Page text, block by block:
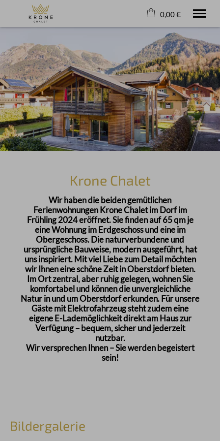
2 Erwachsene
Willkommen
Krone Chalet
Freizeit
Service
0,00 €
Warenkorb ist leer
Krone Chalet
Wir haben die beiden gemütlichen
Ferienwohnungen Krone Chalet im Dorf im
Frühling 2024 eröffnet. Sie finden auf 65 qm je
eine Wohnung im Erdgeschoss und eine im
Obergeschoss. Die naturverbundene und
ursprüngliche Bauweise, modern ausgeführt, hat
uns inspiriert. Mit viel Liebe zum Detail möchten
wir Ihnen eine schöne Zeit in Oberstdorf bieten.
Im Ort zentral, aber ruhig gelegen, wohnen Sie
komfortabel und können die unvergleichliche
Natur in und um Oberstdorf erkunden. Für unsere
Gäste mit Elektrofahrzeug steht zudem eine
eigene E-Lademöglichkeit direkt am Haus zur
Verfügung – bequem, sicher und jederzeit
nutzbar.
Wir versprechen Ihnen – Sie werden begeistert
sein!
Bildergalerie